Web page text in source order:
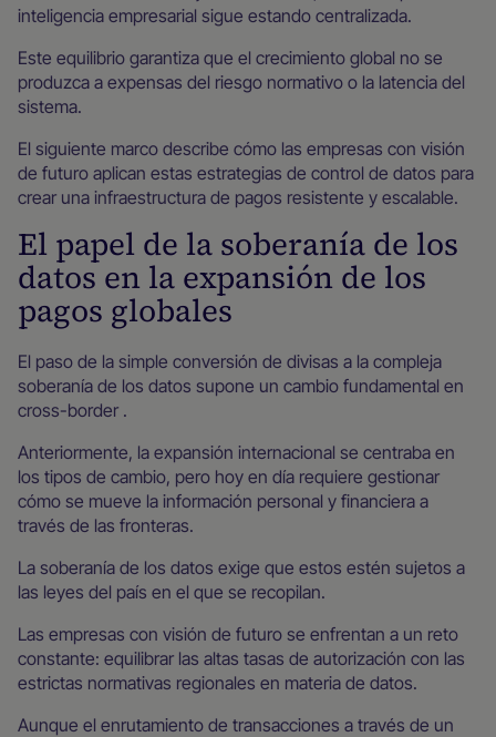
inteligencia empresarial sigue estando centralizada.
Este equilibrio garantiza que el crecimiento global no se
produzca a expensas del riesgo normativo o la latencia del
sistema.
El siguiente marco describe cómo las empresas con visión
de futuro aplican estas estrategias de control de datos para
crear una infraestructura de pagos resistente y escalable.
El papel de la soberanía de los
datos en la expansión de los
pagos globales
El paso de la simple conversión de divisas a la compleja
soberanía de los datos supone un cambio fundamental en
cross-border .
Anteriormente, la expansión internacional se centraba en
los tipos de cambio, pero hoy en día requiere gestionar
cómo se mueve la información personal y financiera a
través de las fronteras.
La soberanía de los datos exige que estos estén sujetos a
las leyes del país en el que se recopilan.
Las empresas con visión de futuro se enfrentan a un reto
constante: equilibrar las altas tasas de autorización con las
estrictas normativas regionales en materia de datos.
Aunque el enrutamiento de transacciones a través de un